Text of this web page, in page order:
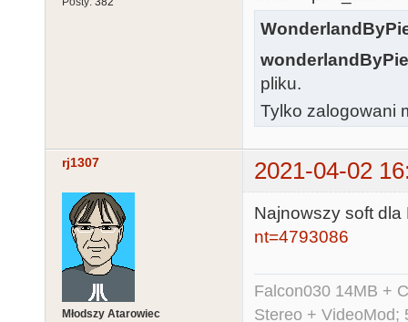
pliku.
Tylko zalogowani
rj1307 2021-04-02
Młodszy Atarowiec
Najnowszy soft
nt=4793086
Falcon030 14MB +
Stereo + VideoMod;